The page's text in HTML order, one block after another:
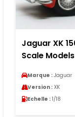
Jaguar XK
Scale Models
Marque : Jaguar
Version : XK
Echelle : 1/18